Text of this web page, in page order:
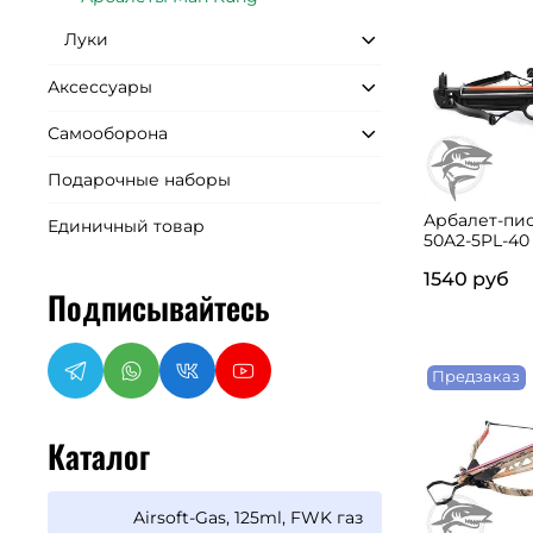
Арбалет-
50A2-5PL-40
1540 руб
Предзаказ
Луки
Аксессуары
Самооборона
Подарочные наборы
Единичный товар
Подписывайтесь
Каталог
Airsoft-Gas, 125ml, FWK газ